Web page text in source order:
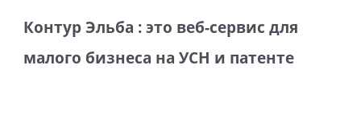
Контур Эльба : это веб-сервис для
малого бизнеса на УСН и патенте